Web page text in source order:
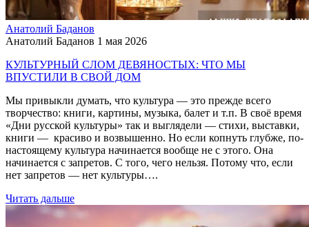
Анатолий Баданов
Анатолий Баданов 1 мая 2026
КУЛЬТУРНЫЙ СЛОМ ДЕВЯНОСТЫХ: ЧТО МЫ
ВПУСТИЛИ В СВОЙ ДОМ
Мы привыкли думать, что культура — это прежде всего
творчество: книги, картины, музыка, балет и т.п. В своё время
«Дни русской культуры» так и выглядели — стихи, выставки,
книги — красиво и возвышенно. Но если копнуть глубже, по-
настоящему культура начинается вообще не с этого. Она
начинается с запретов. С того, чего нельзя. Потому что, если
нет запретов — нет культуры….
Читать дальше